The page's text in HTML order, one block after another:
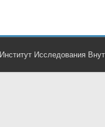
Институт Исследования